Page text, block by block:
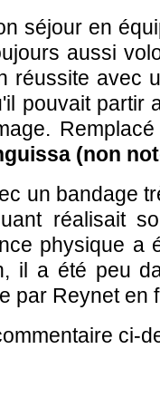
séjour en
aussi
réussite avec
pouvait partir
(non
un bandage
réalisait
physique a
il a été peu
par Reynet en
ci-